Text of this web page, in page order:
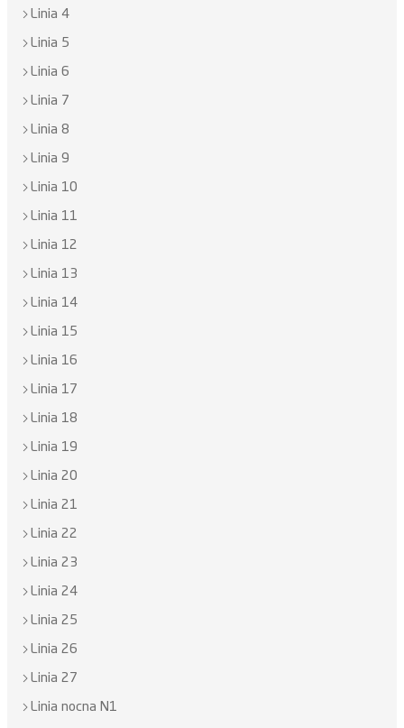
Linia 4
Linia 5
Linia 6
Linia 7
Linia 8
Linia 9
Linia 10
Linia 11
Linia 12
Linia 13
Linia 14
Linia 15
Linia 16
Linia 17
Linia 18
Linia 19
Linia 20
Linia 21
Linia 22
Linia 23
Linia 24
Linia 25
Linia 26
Linia 27
Linia nocna N1